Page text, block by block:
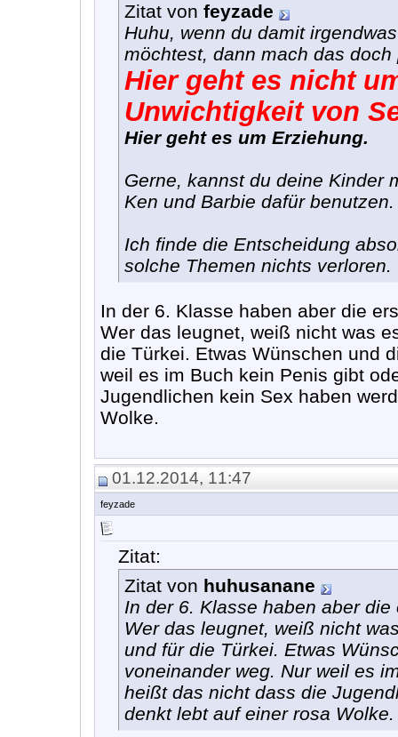
Zitat von feyzade
Huhu, wenn du damit
möchtest, dann mach das doch
Hier geht es nicht
Unwichtigkeit von
Hier geht es um Erziehung.
Gerne, kannst du deine Kinder
Ken und Barbie dafür benutzen.
Ich finde die Entscheidung
solche Themen nichts verloren.
In der 6. Klasse haben aber die
Wer das leugnet, weiß nicht was
die Türkei. Etwas Wünschen und
weil es im Buch kein Penis gibt
Jugendlichen kein Sex haben
Wolke.
01.12.2014, 11:47
feyzade
Zitat:
Zitat von huhusanane
In der 6. Klasse haben aber
Wer das leugnet, weiß nicht
und für die Türkei. Etwas
voneinander weg. Nur weil es
heißt das nicht dass die
denkt lebt auf einer rosa Wolke.